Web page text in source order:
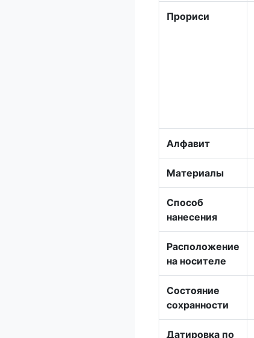
Прориси
Алфавит
Материалы
Способ
нанесения
Расположение
на носителе
Состояние
сохранности
Датировка по